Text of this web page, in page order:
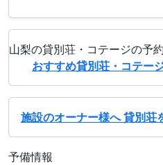
山梨の貸別荘・コテージの予
おすすめ貸別荘・コテージ
施設のオーナー様へ 貸別荘
予備情報